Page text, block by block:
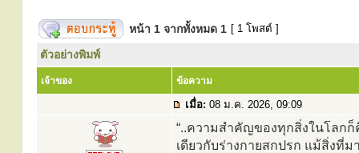
หน้า 1 จากทั้งหมด 1 [ 1 โพสต์ ]
ตัวอย่างพิมพ์
เจ้าของ ข้อความ
เมื่อ: 08 ม.ค. 2026, 09:09
“..ความสำคัญของทุกสิ่งในโลกก็
เดียวกับร่างกายสกปรก แม้สิ่งที่ม